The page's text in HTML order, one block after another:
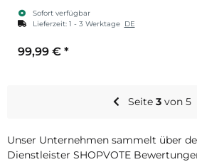
Sofort verfügbar
Lieferzeit: 1 - 3 Werktage DE
99,99 € *
Seite 3von 5
Unser Unternehmen sammelt über
Dienstleister SHOPVOTE